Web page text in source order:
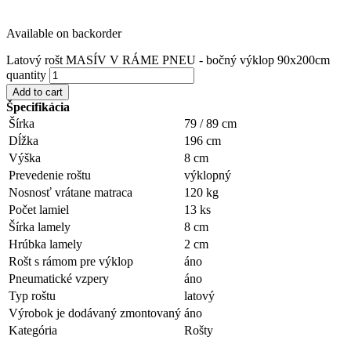
Available on backorder
Latový rošt MASÍV V RÁME PNEU - bočný výklop 90x200cm
quantity
Add to cart
Špecifikácia
Šírka
79 / 89 cm
Dĺžka
196 cm
Výška
8 cm
Prevedenie roštu
výklopný
Nosnosť vrátane matraca
120 kg
Počet lamiel
13 ks
Šírka lamely
8 cm
Hrúbka lamely
2 cm
Rošt s rámom pre výklop
áno
Pneumatické vzpery
áno
Typ roštu
latový
Výrobok je dodávaný zmontovaný áno
Kategória
Rošty